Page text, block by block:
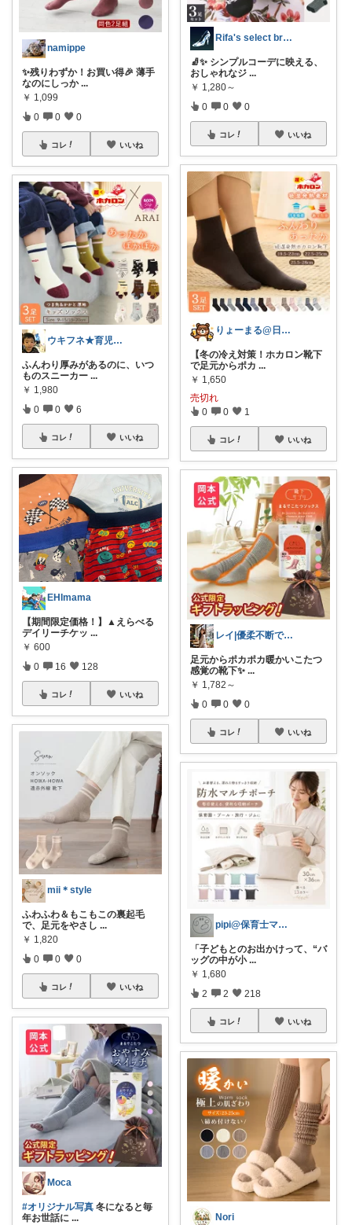
namippe
✨残りわずか！お買い得🎉 薄手
なのにしっか ...
￥ 1,099
0 0 0
コレ いいね
ウキフネ★育児・子育てが楽になるアイテム
ふんわり厚みがあるのに、いつ
ものスニーカー ...
￥ 1,980
0 0 6
コレ いいね
EHImama
【期間限定価格！】▲えらべる
デイリーチケッ ...
￥ 600
0 16 128
コレ いいね
mii＊style
ふわふわ＆もこもこの裏起毛
で、足元をやさし ...
￥ 1,820
0 0 0
コレ いいね
Moca
#オリジナル写真 冬になると毎
年お世話に ...
Rifa's select branch
🧦✨ シンプルコーデに映える、
おしゃれなジ ...
￥ 1,280～
0 0 0
コレ いいね
りょーまる@日用品×ファッション
【冬の冷え対策！ホカロン靴下
で足元からポカ ...
￥ 1,650
売切れ
0 0 1
コレ いいね
レイ|優柔不断で選べない🥲
足元からポカポカ暖かいこたつ
感覚の靴下✨ ...
￥ 1,782～
0 0 0
コレ いいね
pipi@保育士ママの趣味部屋
「子どもとのお出かけって、“バ
ッグの中が小 ...
￥ 1,680
2 2 218
コレ いいね
Nori